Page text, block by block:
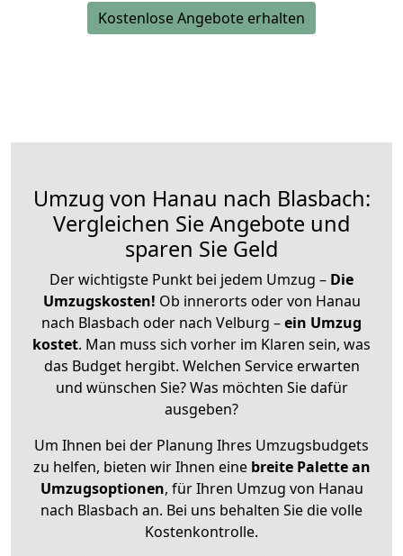
Kostenlose Angebote erhalten
Umzug von Hanau nach Blasbach:
Vergleichen Sie Angebote und
sparen Sie Geld
Der wichtigste Punkt bei jedem Umzug – Die
Umzugskosten! Ob innerorts oder von Hanau
nach Blasbach oder nach Velburg –ein Umzug
kostet. Man muss sich vorher im Klaren sein, was
das Budget hergibt. Welchen Service erwarten
und wünschen Sie? Was möchten Sie dafür
ausgeben?
Um Ihnen bei der Planung Ihres Umzugsbudgets
zu helfen, bieten wir Ihnen eine breite Palette an
Umzugsoptionen, für Ihren Umzug von Hanau
nach Blasbach an. Bei uns behalten Sie die volle
Kostenkontrolle.